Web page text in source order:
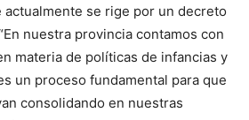
actualmente se rige por un decreto
nuestra provincia contamos con
materia de políticas de infancias y
un proceso fundamental para que
consolidando en nuestras